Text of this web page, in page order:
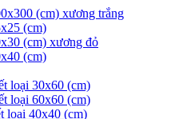
(cm) xương trắng
(cm)
(cm) xương đỏ
(cm)
loại 30x60 (cm)
loại 60x60 (cm)
loại 40x40 (cm)